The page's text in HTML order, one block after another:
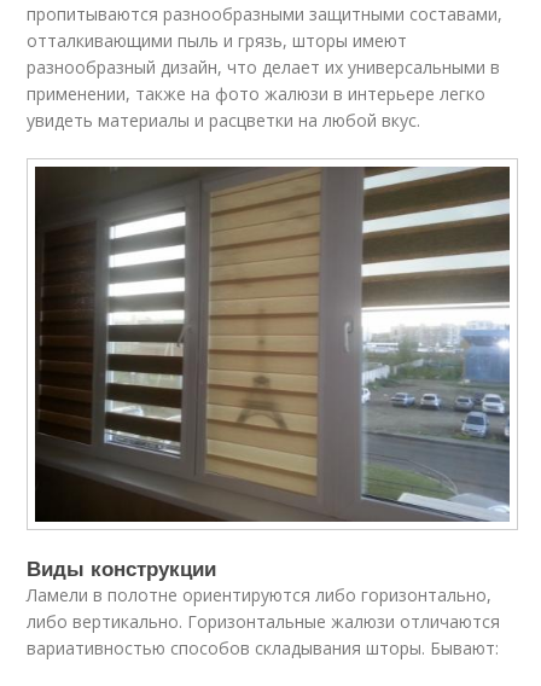
пропитываются разнообразными защитными составами,
отталкивающими пыль и грязь, шторы имеют
разнообразный дизайн, что делает их универсальными в
применении, также на фото жалюзи в интерьере легко
увидеть материалы и расцветки на любой вкус.
Виды конструкции
Ламели в полотне ориентируются либо горизонтально,
либо вертикально. Горизонтальные жалюзи отличаются
вариативностью способов складывания шторы. Бывают: